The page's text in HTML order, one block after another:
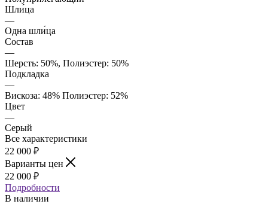
Шли́ца
—
Одна шли́ца
Состав
—
Шерсть: 50%, Полиэстер: 50%
Подкладка
—
Вискоза: 48% Полиэстер: 52%
Цвет
—
Серый
Все характеристики
22 000 ₽
Варианты цен
22 000 ₽
Подробности
В наличии